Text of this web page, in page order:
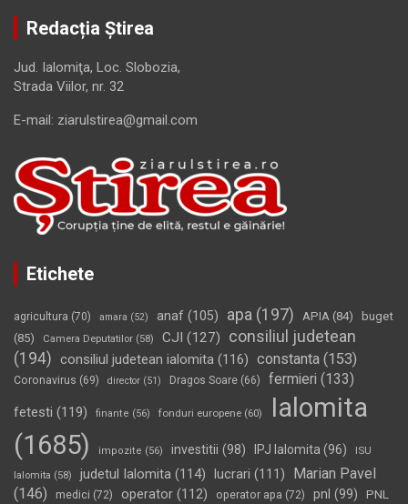
Redacția Știrea
Jud. Ialomiţa, Loc. Slobozia,
Strada Viilor, nr. 32
E-mail: ziarulstirea@gmail.com
Etichete
agricultura (70) amara (52) anaf (105) apa (197) APIA (84)
buget
(85)
Camera Deputatilor (58) CJI (127)
consiliul judetean
(194) consiliul judetean ialomita (116) constanta (153)
Coronavirus (69) director (51) Dragos Soare (66) fermieri (133)
fetesti (119) finante (56) fonduri europene (60)
Ialomita
(1685)
impozite (56) investitii (98) IPJ Ialomita (96) ISU
Ialomita (58) judetul Ialomita (114) lucrari (111)
Marian Pavel
(146)
medici (72) operator (112) operator apa (72) pnl (99)
PNL